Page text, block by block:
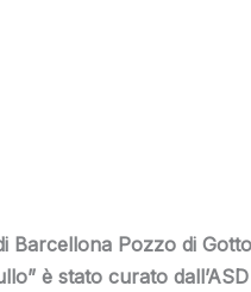
Pozzo di Gotto
è stato curato dall’ASD